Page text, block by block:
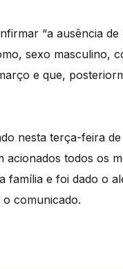
“a ausência
sexo masculino,
e que,
nesta terça-feira
todos os
família e foi dado o
comunicado.